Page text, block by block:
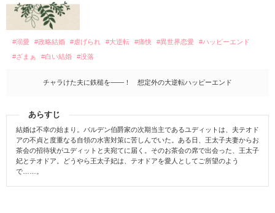
#溺愛 #政略結婚 #虐げられ #大逆転 #痛快 #異世界恋愛
#ハッピーエンド
#ざまぁ
#白い結婚 #没落
チャラけた夫に鉄槌を――！ 想定外の大逆転ハッピーエンド
あらすじ
結婚は不幸の始まり。バルデン伯爵家の次期当主であるユディットは、夫テオド
アの不貞と度重なる自領の水害対策に苦しんでいた。ある日、王太子夫妻からお
茶会の招待状がユディットと夫宛てに届く。そのお茶会の席で出会った、王太子
妃とテオドア。どうやら王太子妃は、テオドアを愛人としてご所望のよう
で……。